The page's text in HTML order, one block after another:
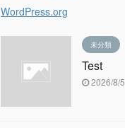
WordPress.org
未分類
Test
2026/8/5